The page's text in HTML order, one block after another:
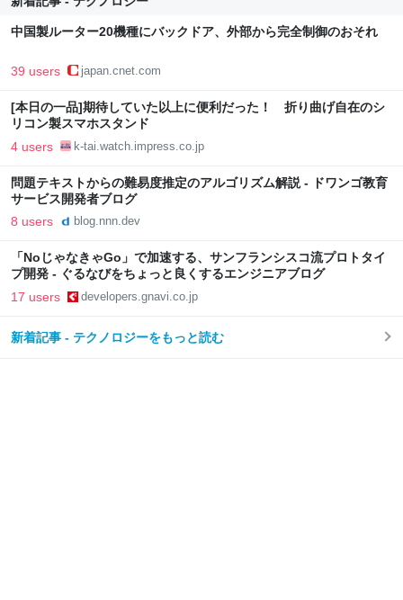
中国製ルーター20機種にバックドア、外部から完全制御のおそれ
39 users japan.cnet.com
[本日の一品]期待していた以上に便利だった！ 折り曲げ自在のシ
リコン製スマホスタンド
4 users k-tai.watch.impress.co.jp
問題テキストからの難易度推定のアルゴリズム解説 - ドワンゴ教育
サービス開発者ブログ
8 users blog.nnn.dev
「NoじゃなきゃGo」で加速する、サンフランシスコ流プロトタイ
プ開発 - ぐるなびをちょっと良くするエンジニアブログ
17 users developers.gnavi.co.jp
新着記事 - テクノロジーをもっと読む